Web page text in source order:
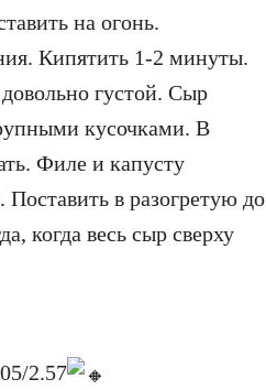
на огонь.
Кипятить 1-2 минуты.
густой. Сыр
кусочками. В
Филе и капусту
в разогретую до
когда весь сыр сверху
2.57